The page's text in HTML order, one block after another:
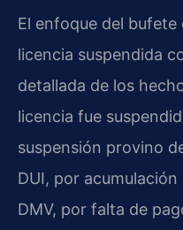
El enfoque del bufete
licencia suspendida
detallada de los
licencia fue
suspensión provino
DUI, por
DMV, por falta de